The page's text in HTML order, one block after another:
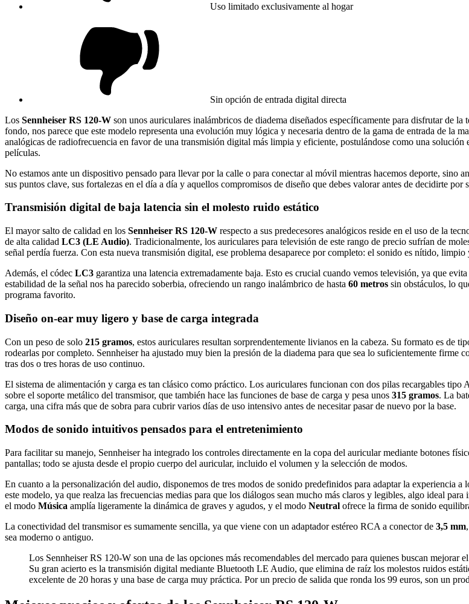
Uso limitado exclusivamente al hogar
Sin opción de entrada digital directa
Los Sennheiser RS 120-W son unos auriculares inalámbricos de diadema diseñados específicamente para disfrutar de
fondo, nos parece que este modelo representa una evolución muy lógica y necesaria dentro de la gama de entrada de la
analógicas de radiofrecuencia en favor de una transmisión digital más limpia y eficiente, postulándose como una solución
películas.
No estamos ante un dispositivo pensado para llevar por la calle o para conectar al móvil mientras hacemos deporte, sino
sus puntos clave, sus fortalezas en el día a día y aquellos compromisos de diseño que debes valorar antes de decidirte por
Transmisión digital de baja latencia sin el molesto ruido estático
El mayor salto de calidad en los Sennheiser RS 120-W respecto a sus predecesores analógicos reside en el uso de la
de alta calidad LC3 (LE Audio). Tradicionalmente, los auriculares para televisión de este rango de precio sufrían de
señal perdía fuerza. Con esta nueva transmisión digital, ese problema desaparece por completo: el sonido es nítido, limpio
Además, el códec LC3 garantiza una latencia extremadamente baja. Esto es crucial cuando vemos televisión, ya que
estabilidad de la señal nos ha parecido soberbia, ofreciendo un rango inalámbrico de hasta 60 metros sin obstáculos, lo
programa favorito.
Diseño on-ear muy ligero y base de carga integrada
Con un peso de solo 215 gramos, estos auriculares resultan sorprendentemente livianos en la cabeza. Su formato es de
rodearlas por completo. Sennheiser ha ajustado muy bien la presión de la diadema para que sea lo suficientemente firme
tras dos o tres horas de uso continuo.
El sistema de alimentación y carga es tan clásico como práctico. Los auriculares funcionan con dos pilas recargables
sobre el soporte metálico del transmisor, que también hace las funciones de base de carga y pesa unos 315 gramos. La
carga, una cifra más que de sobra para cubrir varios días de uso intensivo antes de necesitar pasar de nuevo por la base.
Modos de sonido intuitivos pensados para el entretenimiento
Para facilitar su manejo, Sennheiser ha integrado los controles directamente en la copa del auricular mediante botones
pantallas; todo se ajusta desde el propio cuerpo del auricular, incluido el volumen y la selección de modos.
En cuanto a la personalización del audio, disponemos de tres modos de sonido predefinidos para adaptar la experiencia
este modelo, ya que realza las frecuencias medias para que los diálogos sean mucho más claros y legibles, algo ideal
el modo Música amplía ligeramente la dinámica de graves y agudos, y el modo Neutral ofrece la firma de sonido
La conectividad del transmisor es sumamente sencilla, ya que viene con un adaptador estéreo RCA a conector de 3,5 mm
sea moderno o antiguo.
Los Sennheiser RS 120-W son una de las opciones más recomendables del mercado para quienes buscan
Su gran acierto es la transmisión digital mediante Bluetooth LE Audio, que elimina de raíz los molestos ruidos
excelente de 20 horas y una base de carga muy práctica. Por un precio de salida que ronda los 99 euros, son un